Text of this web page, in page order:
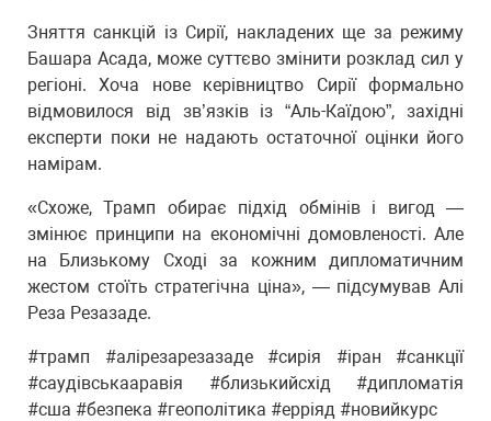
Зняття санкцій із Сирії, накладених ще за режиму
Башара Асада, може суттєво змінити розклад сил у
регіоні. Хоча нове керівництво Сирії формально
відмовилося від зв’язків із “Аль-Каїдою”, західні
експерти поки не надають остаточної оцінки його
намірам.
«Схоже, Трамп обирає підхід обмінів і вигод —
змінює принципи на економічні домовленості. Але
на Близькому Сході за кожним дипломатичним
жестом стоїть стратегічна ціна», — підсумував Алі
Реза Резазаде.
#трамп #алірезарезазаде #сирія #іран #санкції
#саудівськааравія #близькийсхід #дипломатія
#сша #безпека #геополітика #ерріяд #новийкурс